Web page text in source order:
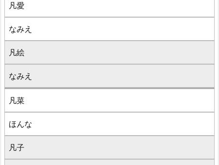
凡愛
なみえ
凡絵
なみえ
凡菜
ほんな
凡子